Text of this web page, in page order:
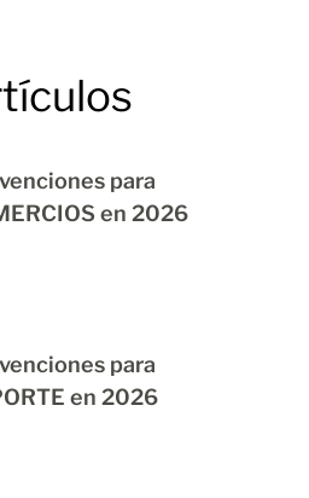
para
en 2026
para
en 2026